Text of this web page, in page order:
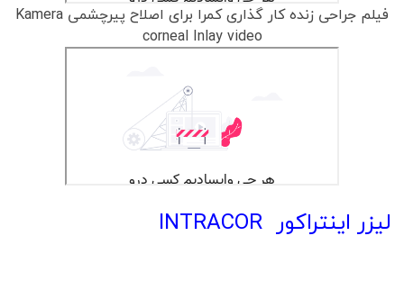
فیلم جراحی زنده کار گذاری کمرا برای اصلاح پیرچشمی Kamera
corneal Inlay video
لیزر اینتراکور INTRACOR